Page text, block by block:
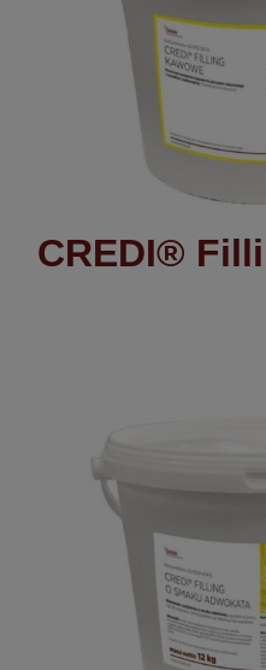
CREDI®